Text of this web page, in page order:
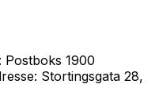
Postboks 1900
Stortingsgata 28,